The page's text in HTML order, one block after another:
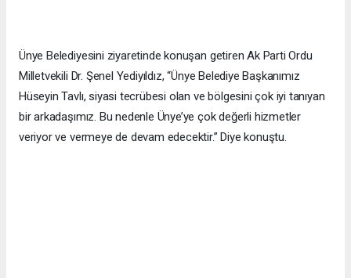
Ünye Belediyesini ziyaretinde konuşan getiren Ak Parti Ordu
Milletvekili Dr. Şenel Yediyıldız, “Ünye Belediye Başkanımız
Hüseyin Tavlı, siyasi tecrübesi olan ve bölgesini çok iyi tanıyan
bir arkadaşımız. Bu nedenle Ünye’ye çok değerli hizmetler
veriyor ve vermeye de devam edecektir.” Diye konuştu.